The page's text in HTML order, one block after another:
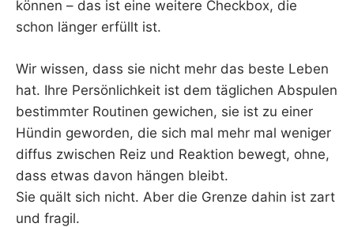
können – das ist eine weitere Checkbox, die
schon länger erfüllt ist.
Wir wissen, dass sie nicht mehr das beste Leben
hat. Ihre Persönlichkeit ist dem täglichen Abspulen
bestimmter Routinen gewichen, sie ist zu einer
Hündin geworden, die sich mal mehr mal weniger
diffus zwischen Reiz und Reaktion bewegt, ohne,
dass etwas davon hängen bleibt.
Sie quält sich nicht. Aber die Grenze dahin ist zart
und fragil.